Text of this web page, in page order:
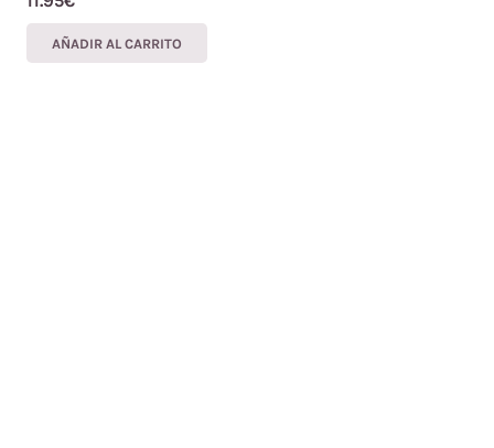
AÑADIR AL CARRITO